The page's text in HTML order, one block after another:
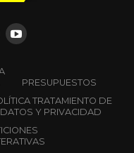
PRESUPUESTOS
TRATAMIENTO DE
DATOS Y PRIVACIDAD